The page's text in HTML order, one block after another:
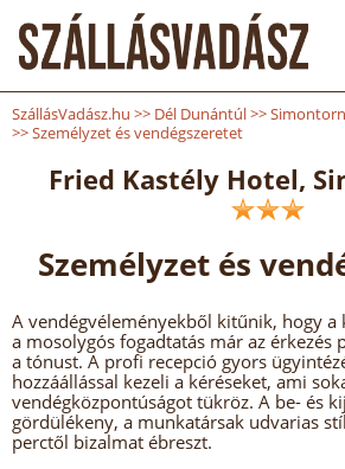
SzállásVadász.hu >> Dél Dunántúl>>
>>Személyzet és vendégszeretet
Fried Kastély Hotel,
Személyzet és
A vendégvéleményekből kitűnik, hogy a
a mosolygós fogadtatás már az érkezés
a tónust. A profi recepció gyors
hozzáállással kezeli a kéréseket, ami
vendégközpontúságot tükröz. A be- és
gördülékeny, a munkatársak udvarias
perctől bizalmat ébreszt.